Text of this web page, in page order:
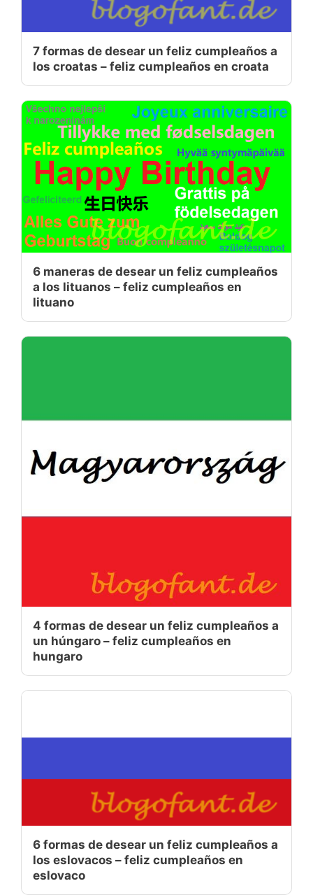
7 formas de desear un feliz cumpleaños a
los croatas – feliz cumpleaños en croata
6 maneras de desear un feliz cumpleaños
a los lituanos – feliz cumpleaños en
lituano
4 formas de desear un feliz cumpleaños a
un húngaro – feliz cumpleaños en
hungaro
6 formas de desear un feliz cumpleaños a
los eslovacos – feliz cumpleaños en
eslovaco